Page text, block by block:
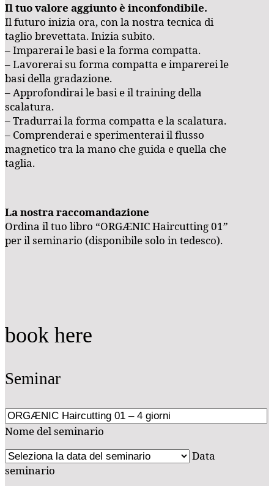
Il tuo valore aggiunto è inconfondibile.
Il futuro inizia ora, con la nostra tecnica di
taglio brevettata. Inizia subito.
– Imparerai le basi e la forma compatta.
– Lavorerai su forma compatta e imparerei le
basi della gradazione.
– Approfondirai le basi e il training della
scalatura.
– Tradurrai la forma compatta e la scalatura.
– Comprenderai e sperimenterai il flusso
magnetico tra la mano che guida e quella che
taglia.
La nostra raccomandazione
Ordina il tuo libro “ORGÆNIC Haircutting 01”
per il seminario (disponibile solo in tedesco).
book here
Seminar
Nome del seminario
Data
seminario